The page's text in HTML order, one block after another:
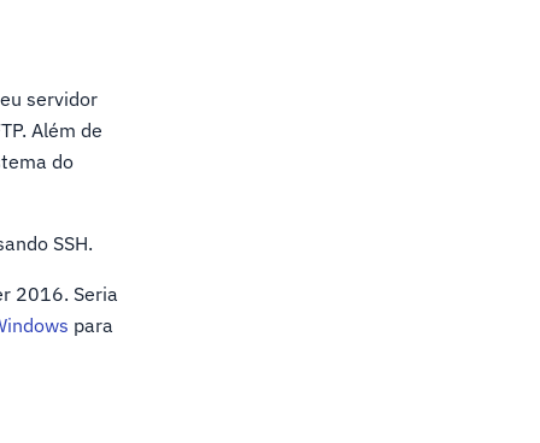
servidor
Além de
do
SSH.
2016. Seria
para